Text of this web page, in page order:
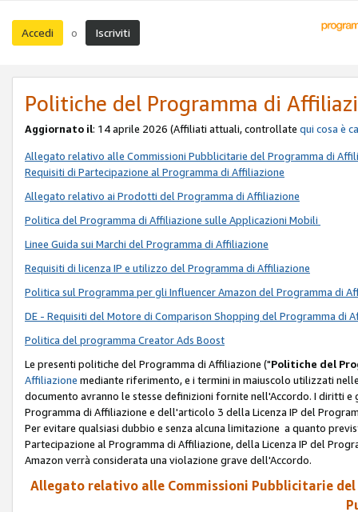
Accedi o Iscriviti
Politiche del Programma di
Aggiornato il: 14 aprile 2026 (Affiliati attuali, controllate qui cosa è
Allegato relativo alle Commissioni Pubblicitarie del Programma di
Requisiti di Partecipazione al Programma di Affiliazione
Allegato relativo ai Prodotti del Programma di Affiliazione
Politica del Programma di Affiliazione sulle Applicazioni Mobili
Linee Guida sui Marchi del Programma di Affiliazione
Requisiti di licenza IP e utilizzo del Programma di Affiliazione
Politica sul Programma per gli Influencer Amazon del Programma di
DE - Requisiti del Motore di Comparison Shopping del Programma di
Politica del programma Creator Ads Boost
Le presenti politiche del Programma di Affiliazione ("Politiche del
Affiliazione mediante riferimento, e i termini in maiuscolo utilizzati
documento avranno le stesse definizioni fornite nell'Accordo. I diritti
Programma di Affiliazione e dell'articolo 3 della Licenza IP del
Per evitare qualsiasi dubbio e senza alcuna limitazione a quanto
Partecipazione al Programma di Affiliazione, della Licenza IP del
Amazon verrà considerata una violazione grave dell'Accordo.
Allegato relativo alle Commissioni Pubblicitarie